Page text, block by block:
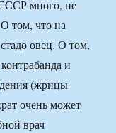
много, не
О том, что на
овец. О том,
и
(жрицы
очень может
врач